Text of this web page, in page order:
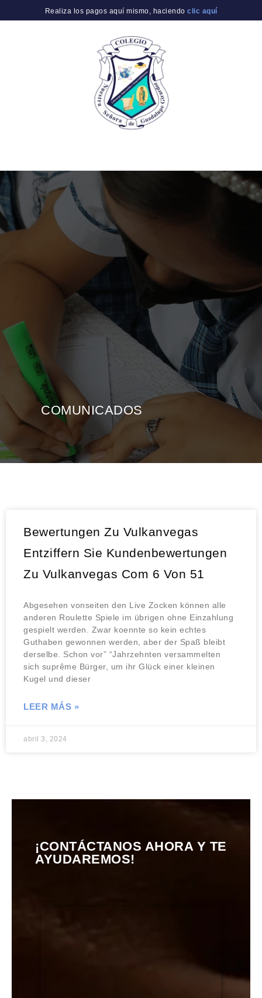
Realiza los pagos aquí mismo, haciendo clic aquí
COMUNICADOS
Bewertungen Zu Vulkanvegas
Entziffern Sie Kundenbewertungen
Zu Vulkanvegas Com 6 Von 51
Abgesehen vonseiten den Live Zocken können alle
anderen Roulette Spiele im übrigen ohne Einzahlung
gespielt werden. Zwar koennte so kein echtes
Guthaben gewonnen werden, aber der Spaß bleibt
derselbe. Schon vor” “Jahrzehnten versammelten
sich suprême Bürger, um ihr Glück einer kleinen
Kugel und dieser
LEER MÁS »
abril 3, 2024
¡CONTÁCTANOS AHORA Y TE
AYUDAREMOS!